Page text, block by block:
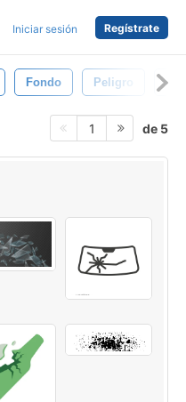
Iniciar sesión Regístrate
Fondo Peligro
1 de 5